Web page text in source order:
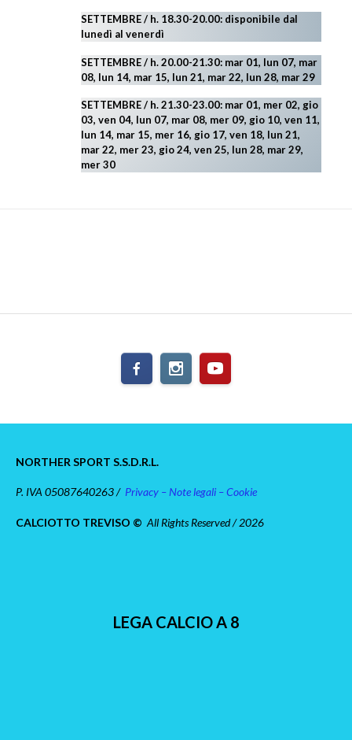
SETTEMBRE / h. 18.30-20.00: disponibile dal
lunedì al venerdì
SETTEMBRE / h. 20.00-21.30: mar 01, lun 07, mar
08, lun 14, mar 15, lun 21, mar 22, lun 28, mar 29
SETTEMBRE / h. 21.30-23.00: mar 01, mer 02, gio
03, ven 04, lun 07, mar 08, mer 09, gio 10, ven 11,
lun 14, mar 15, mer 16, gio 17, ven 18, lun 21,
mar 22, mer 23, gio 24, ven 25, lun 28, mar 29,
mer 30
NORTHER SPORT S.S.D.R.L.
P. IVA 05087640263 / Privacy – Note legali – Cookie
CALCIOTTO TREVISO © All Rights Reserved / 2026
LEGA CALCIO A 8